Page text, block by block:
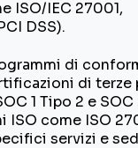
ISO/IEC 27001,
DSS).
di
di terze
1 Tipo 2 e SOC
ISO come ISO
servizi e